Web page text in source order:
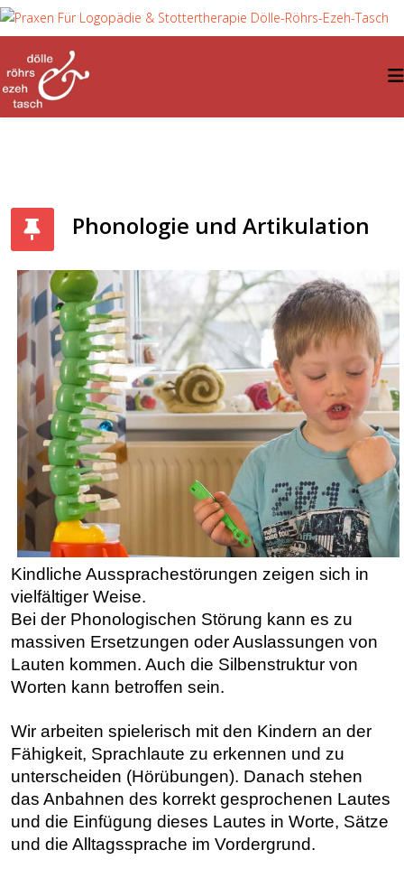
Phonologie und Artikulation
Kindliche Aussprachestörungen zeigen sich in
vielfältiger Weise.
Bei der Phonologischen Störung kann es zu
massiven Ersetzungen oder Auslassungen von
Lauten kommen. Auch die Silbenstruktur von
Worten kann betroffen sein.
Wir arbeiten spielerisch mit den Kindern an der
Fähigkeit, Sprachlaute zu erkennen und zu
unterscheiden (Hörübungen). Danach stehen
das Anbahnen des korrekt gesprochenen Lautes
und die Einfügung dieses Lautes in Worte, Sätze
und die Alltagssprache im Vordergrund.